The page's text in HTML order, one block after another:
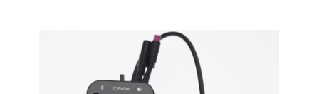
Bildergalerie überspringen